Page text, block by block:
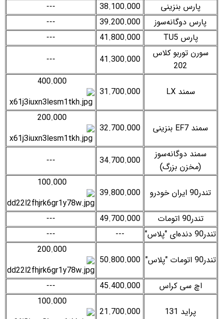
پارس بنزینی 38.100.000
---
پارس دوگانه‌سوز
39.200.000
---
پارس TU5
41.800.000
---
سورن توربو کلاس
202
41.300.000
---
سمند LX 31.700.000
400.000
سمند EF7 بنزینی 32.700.000
200.000
سمند دوگانه‌سوز
(مخزن بزرگ)
34.700.000
---
تندر90 ایران خودرو 39.800.000
100.000
تندر90 اتومات 49.700.000
---
تندر90 دنده‌ای "پلاس"
---
---
تندر90 اتومات "پلاس" 50.800.000
200.000
اچ سی کراس 45.400.000
---
پراید 131 21.700.000
100.000